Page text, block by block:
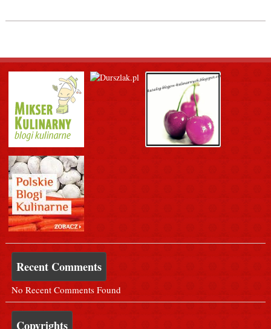
Recent Comments
No Recent Comments Found
Copyrights